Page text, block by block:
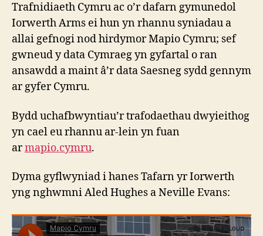
Trafnidiaeth Cymru ac o’r dafarn gymunedol
Iorwerth Arms ei hun yn rhannu syniadau a
allai gefnogi nod hirdymor Mapio Cymru; sef
gwneud y data Cymraeg yn gyfartal o ran
ansawdd a maint â’r data Saesneg sydd gennym
ar gyfer Cymru.
Bydd uchafbwyntiau’r trafodaethau dwyieithog
yn cael eu rhannu ar-lein yn fuan
armapio.cymru.
Dyma gyflwyniad i hanes Tafarn yr Iorwerth
yng nghwmni Aled Hughes a Neville Evans: